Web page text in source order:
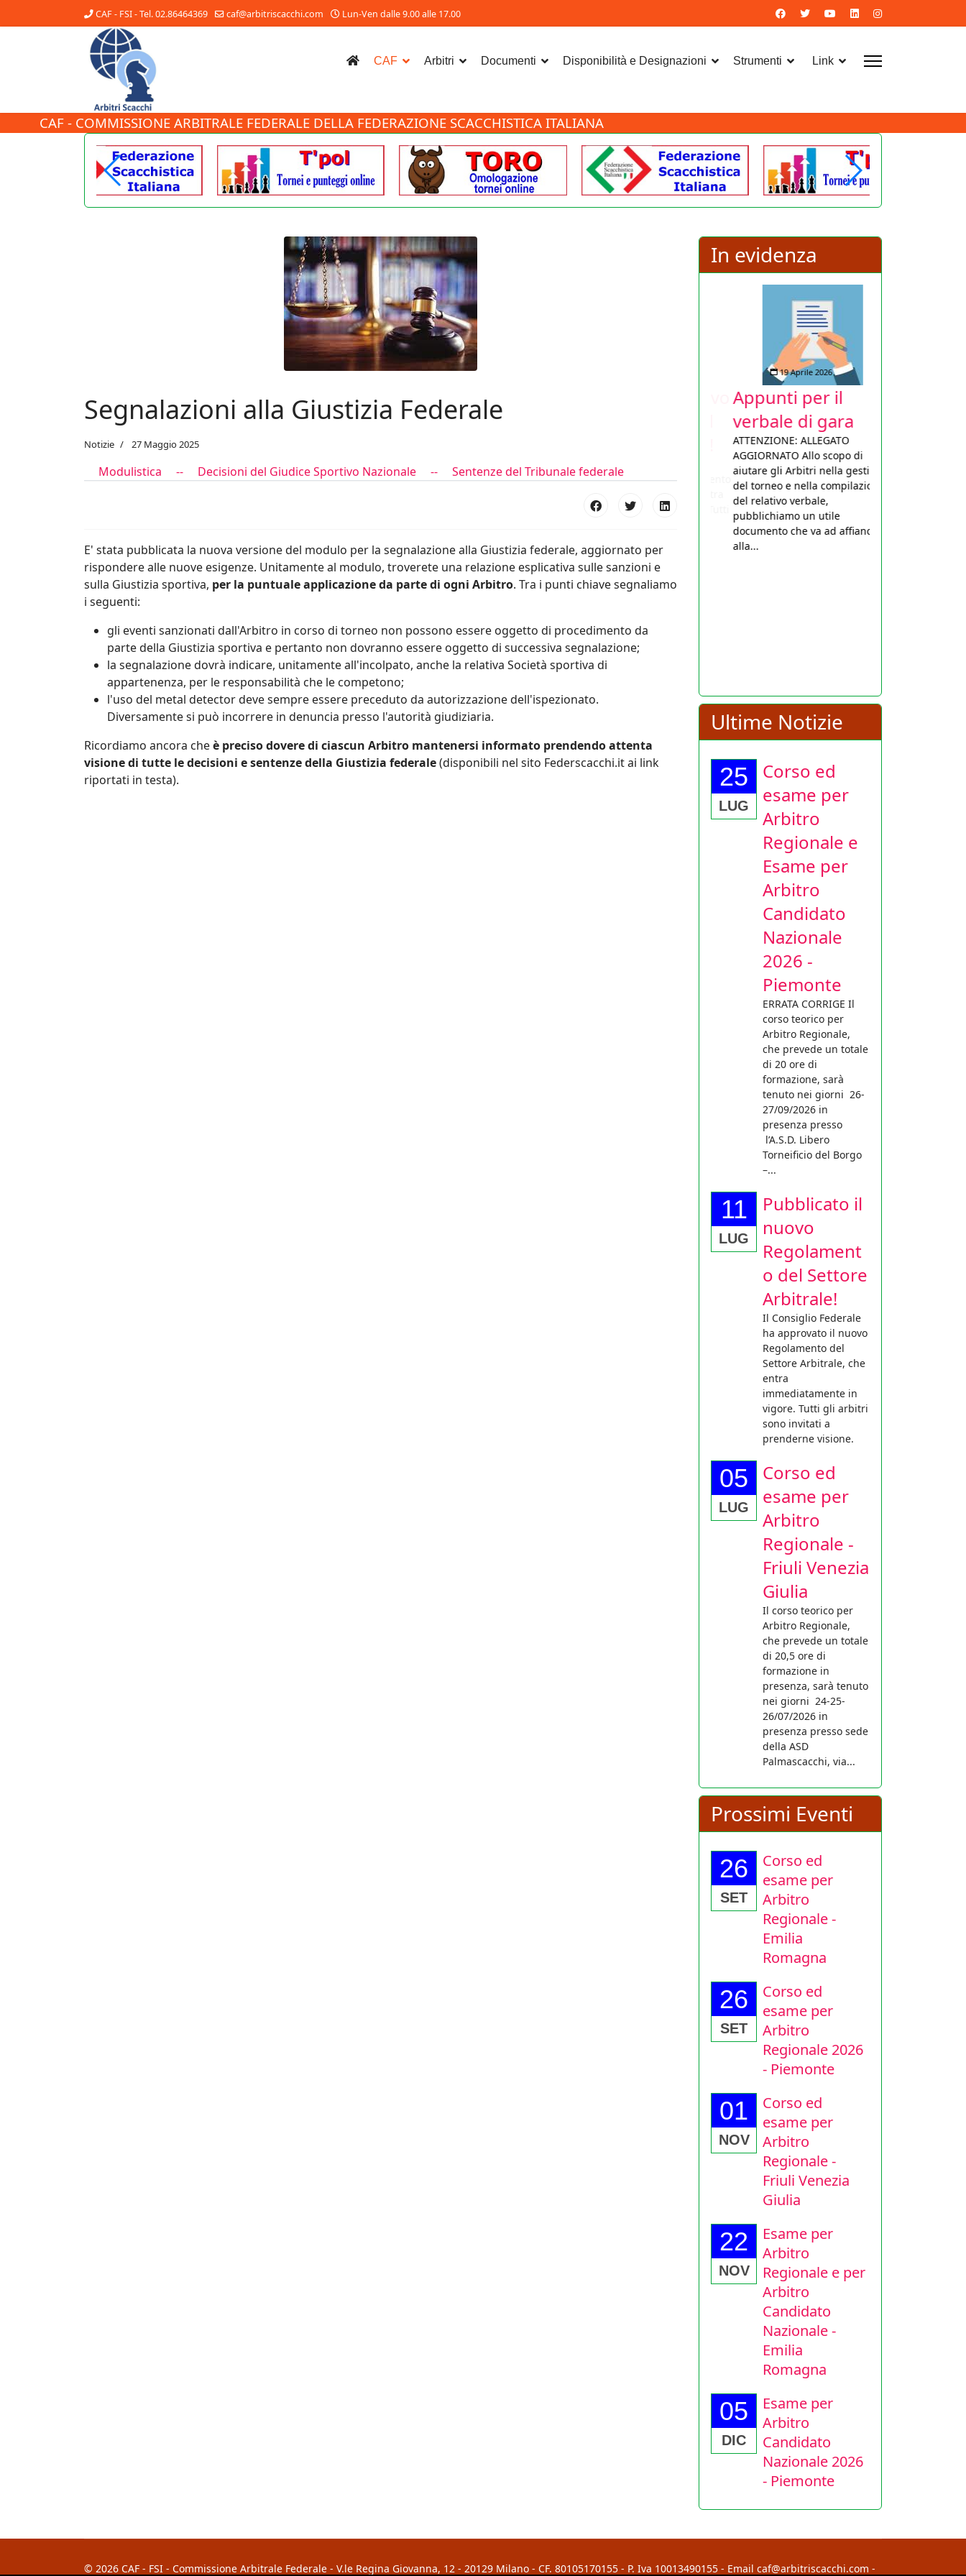
CAF - FSI - Tel. 02.86464369 caf@arbitriscacchi.com Lun-Ven dalle 9.00 alle 17.00
CAF Arbitri Documenti Disponibilità e Designazioni Strumenti Link
CAF - COMMISSIONE ARBITRALE FEDERALE DELLA FEDERAZIONE SCACCHISTICA ITALIANA
Segnalazioni alla Giustizia Federale
Notizie 27 Maggio 2025
Modulistica -- Decisioni del Giudice Sportivo Nazionale -- Sentenze del Tribunale federale
E' stata pubblicata la nuova versione del modulo per la segnalazione alla Giustizia federale, aggiornato per
rispondere alle nuove esigenze. Unitamente al modulo, troverete una relazione esplicativa sulle sanzioni e
sulla Giustizia sportiva, per la puntuale applicazione da parte di ogni Arbitro. Tra i punti chiave segnaliamo
i seguenti:
gli eventi sanzionati dall'Arbitro in corso di torneo non possono essere oggetto di procedimento da
parte della Giustizia sportiva e pertanto non dovranno essere oggetto di successiva segnalazione;
la segnalazione dovrà indicare, unitamente all'incolpato, anche la relativa Società sportiva di
appartenenza, per le responsabilità che le competono;
l'uso del metal detector deve sempre essere preceduto da autorizzazione dell'ispezionato.
Diversamente si può incorrere in denuncia presso l'autorità giudiziaria.
Ricordiamo ancora cheè preciso dovere di ciascun Arbitro mantenersi informato prendendo attenta
visione di tutte le decisioni e sentenze della Giustizia federale(disponibili nel sito Federscacchi.it ai link
riportati in testa).
In evidenza
19 Aprile 2026
Appunti per il
verbale di gara
ATTENZIONE: ALLEGATO
AGGIORNATO Allo scopo di
aiutare gli Arbitri nella gestione
del torneo e nella compilazione
del relativo verbale,
pubblichiamo un utile
documento che va ad affiancarsi
alla...
Ultime Notizie
25
LUG
Corso ed
esame per
Arbitro
Regionale e
Esame per
Arbitro
Candidato
Nazionale
2026 -
Piemonte
ERRATA CORRIGE Il
corso teorico per
Arbitro Regionale,
che prevede un totale
di 20 ore di
formazione, sarà
tenuto nei giorni 26-
27/09/2026 in
presenza presso
l’A.S.D. Libero
Torneificio del Borgo
–...
11
LUG
Pubblicato il
nuovo
Regolament
o del Settore
Arbitrale!
Il Consiglio Federale
ha approvato il nuovo
Regolamento del
Settore Arbitrale, che
entra
immediatamente in
vigore. Tutti gli arbitri
sono invitati a
prenderne visione.
05
LUG
Corso ed
esame per
Arbitro
Regionale -
Friuli Venezia
Giulia
Il corso teorico per
Arbitro Regionale,
che prevede un totale
di 20,5 ore di
formazione in
presenza, sarà tenuto
nei giorni 24-25-
26/07/2026 in
presenza presso sede
della ASD
Palmascacchi, via...
Prossimi Eventi
26
SET
Corso ed
esame per
Arbitro
Regionale -
Emilia
Romagna
26
SET
Corso ed
esame per
Arbitro
Regionale 2026
- Piemonte
01
NOV
Corso ed
esame per
Arbitro
Regionale -
Friuli Venezia
Giulia
22
NOV
Esame per
Arbitro
Regionale e per
Arbitro
Candidato
Nazionale -
Emilia
Romagna
05
DIC
Esame per
Arbitro
Candidato
Nazionale 2026
- Piemonte
© 2026 CAF - FSI - Commissione Arbitrale Federale - V.le Regina Giovanna, 12 - 20129 Milano - CF. 80105170155 - P. Iva 10013490155 - Email caf@arbitriscacchi.com -